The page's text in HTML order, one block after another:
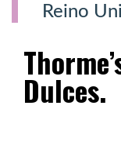
Reino
Dulces.